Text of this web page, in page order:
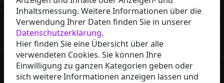
JETZT STARTEN
Inhaltsmessung. Weitere Informationen über die
Verwendung Ihrer Daten finden Sie in unserer
Datenschutzerklärung.
Hier finden Sie eine Übersicht über alle
verwendeten Cookies. Sie können Ihre
Einwilligung zu ganzen Kategorien geben oder
sich weitere Informationen anzeigen lassen und